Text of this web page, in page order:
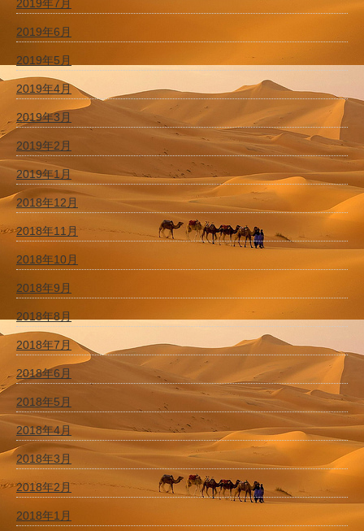
2019年7月
2019年6月
2019年5月
2019年4月
2019年3月
2019年2月
2019年1月
2018年12月
2018年11月
2018年10月
2018年9月
2018年8月
2018年7月
2018年6月
2018年5月
2018年4月
2018年3月
2018年2月
2018年1月